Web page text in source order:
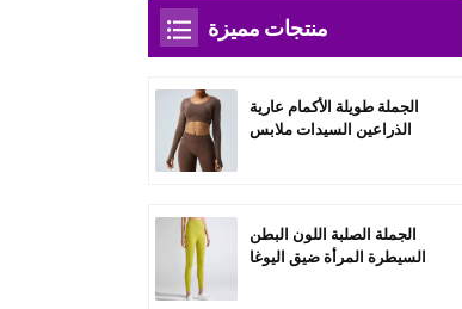
منتجات مميزة
الجملة طويلة الأكمام عارية
الذراعين السيدات ملابس
الجملة الصلبة اللون البطن
السيطرة المرأة ضيق اليوغا